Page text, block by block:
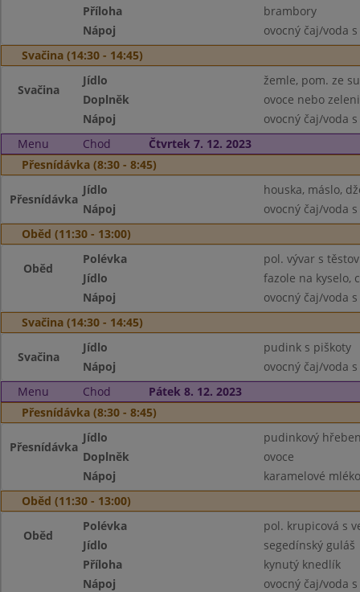
Příloha
brambory
Nápoj
ovocný čaj/voda
Svačina (14:30 - 14:45)
Svačina
Jídlo
žemle, pom. ze
Doplněk
ovoce nebo
Nápoj
ovocný čaj/voda
Menu
Chod
Čtvrtek 7. 12. 2023
Přesnídávka (8:30 - 8:45)
Přesnídávka
Jídlo
houska, máslo,
Nápoj
ovocný čaj/voda
Oběd (11:30 - 13:00)
Oběd
Polévka
pol. vývar s
Jídlo
fazole na kyselo,
Nápoj
ovocný čaj/voda
Svačina (14:30 - 14:45)
Svačina
Jídlo
pudink s piškoty
Nápoj
ovocný čaj/voda
Menu
Chod
Pátek 8. 12. 2023
Přesnídávka (8:30 - 8:45)
Přesnídávka
Jídlo
pudinkový
Doplněk
ovoce
Nápoj
karamelové
Oběd (11:30 - 13:00)
Oběd
Polévka
pol. krupicová s
Jídlo
segedínský guláš
Příloha
kynutý knedlík
Nápoj
ovocný čaj/voda